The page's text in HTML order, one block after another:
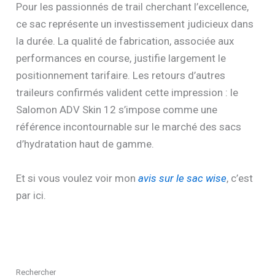
Pour les passionnés de trail cherchant l’excellence,
ce sac représente un investissement judicieux dans
la durée. La qualité de fabrication, associée aux
performances en course, justifie largement le
positionnement tarifaire. Les retours d’autres
traileurs confirmés valident cette impression : le
Salomon ADV Skin 12 s’impose comme une
référence incontournable sur le marché des sacs
d’hydratation haut de gamme.
Et si vous voulez voir monavis sur le sac wise, c’est
par ici.
Rechercher